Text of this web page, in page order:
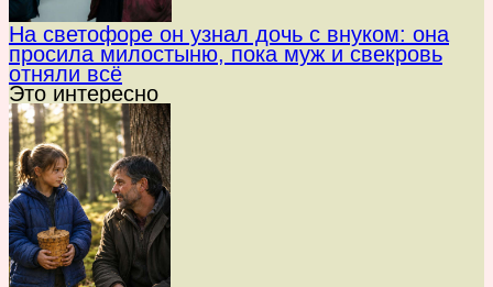
На светофоре он узнал дочь с внуком: она
просила милостыню, пока муж и свекровь
отняли всё
Это интересно